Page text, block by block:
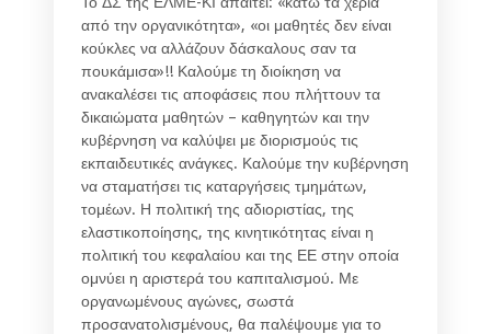
από την οργανικότητα», «οι μαθητές δεν είναι
κούκλες να αλλάζουν δάσκαλους σαν τα
πουκάμισα»!! Καλούμε τη διοίκηση να
ανακαλέσει τις αποφάσεις που πλήττουν τα
δικαιώματα μαθητών – καθηγητών και την
κυβέρνηση να καλύψει με διορισμούς τις
εκπαιδευτικές ανάγκες. Καλούμε την κυβέρνηση
να σταματήσει τις καταργήσεις τμημάτων,
τομέων. Η πολιτική της αδιοριστίας, της
ελαστικοποίησης, της κινητικότητας είναι η
πολιτική του κεφαλαίου και της ΕΕ στην οποία
ομνύει η αριστερά του καπιταλισμού. Με
οργανωμένους αγώνες, σωστά
προσανατολισμένους, θα παλέψουμε για το